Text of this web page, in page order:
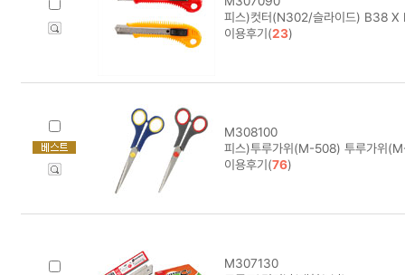
피스)컷터(N302/슬라이드) B38
이용후기(23)
M308100
피스)투루가위(M-508) 투루가위
이용후기(76)
M307130